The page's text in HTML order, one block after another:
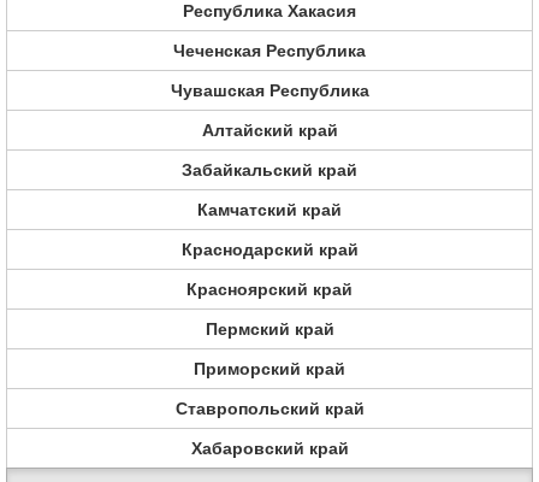
Республика Хакасия
Чеченская Республика
Чувашская Республика
Алтайский край
Забайкальский край
Камчатский край
Краснодарский край
Красноярский край
Пермский край
Приморский край
Ставропольский край
Хабаровский край